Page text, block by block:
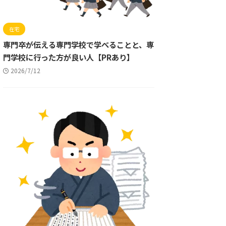
在宅
専門卒が伝える専門学校で学べることと、専
門学校に行った方が良い人【PRあり】
2026/7/12